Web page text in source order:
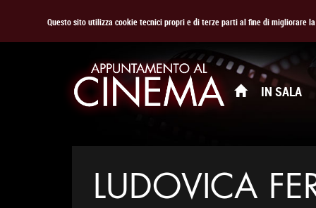
Questo sito utilizza cookie tecnici propri e di terze parti al fine di migliorare
IN SALA
LUDOVICA